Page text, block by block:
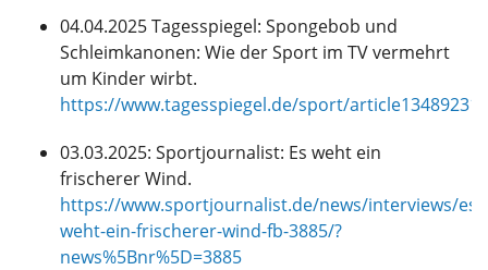
04.04.2025 Tagesspiegel: Spongebob und
Schleimkanonen: Wie der Sport im TV vermehrt
um Kinder wirbt.
https://www.tagesspiegel.de/sport/
03.03.2025: Sportjournalist: Es weht ein
frischerer Wind.
https://www.sportjournalist.de/news/interviews/es-
weht-ein-frischerer-wind-fb-3885/?
news%5Bnr%5D=3885